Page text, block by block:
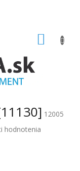
12005
hodnotenia